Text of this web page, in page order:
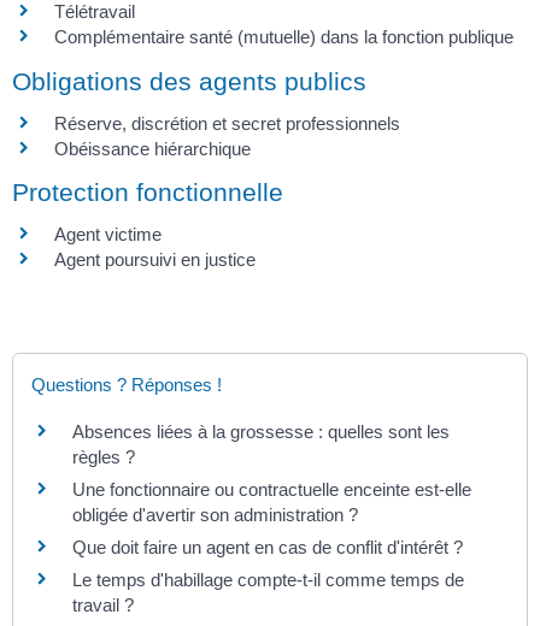
Télétravail
Complémentaire santé (mutuelle) dans la fonction publique
Obligations des agents publics
Réserve, discrétion et secret professionnels
Obéissance hiérarchique
Protection fonctionnelle
Agent victime
Agent poursuivi en justice
Questions ? Réponses !
Absences liées à la grossesse : quelles sont les
règles ?
Une fonctionnaire ou contractuelle enceinte est-elle
obligée d'avertir son administration ?
Que doit faire un agent en cas de conflit d'intérêt ?
Le temps d'habillage compte-t-il comme temps de
travail ?